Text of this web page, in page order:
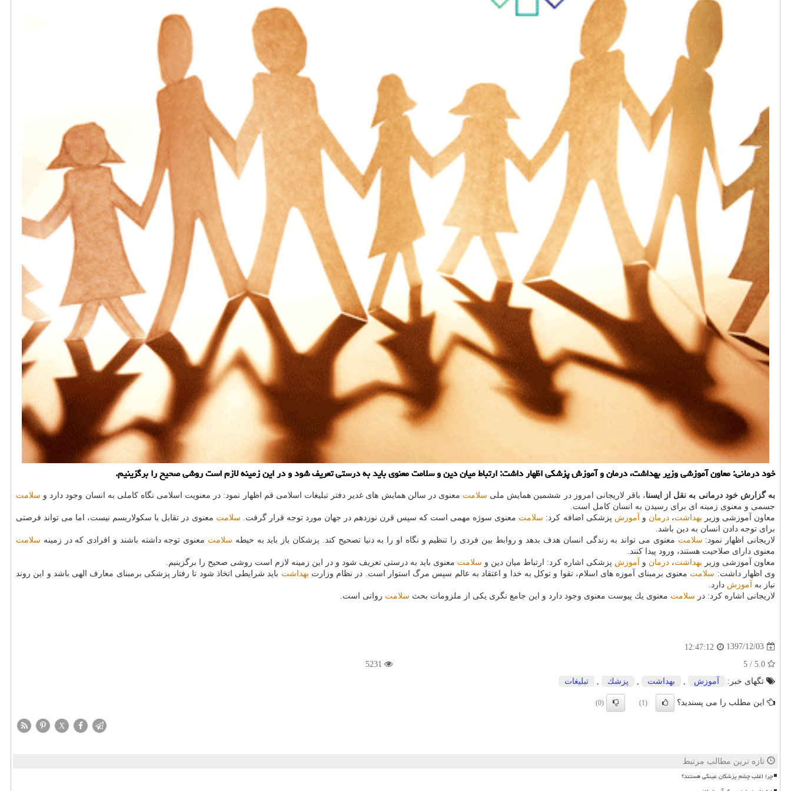
خود درمانی: معاون آموزشی وزیر بهداشت، درمان و آموزش پزشكی اظهار داشت: ارتباط میان دین و سلامت معنوی باید به درستی تعریف شود و در این زمینه لازم است روشی صحیح را برگزینیم.
به گزارش خود درمانی به نقل از ایسنا، باقر لاریجانی امروز در ششمین همایش ملی سلامت معنوی در سالن همایش های غدیر دفتر تبلیغات اسلامی قم اظهار نمود: در معنویت اسلامی نگاه كاملی به انسان وجود دارد و سلامت
جسمی و معنوی زمینه ای برای رسیدن به انسان كامل است.
معاون آموزشی وزیر بهداشت،درمان و آموزش پزشكی اضافه كرد: سلامت معنوی سوژه مهمی است كه سپس قرن نوزدهم در جهان مورد توجه قرار گرفت. سلامت معنوی در تقابل با سكولاریسم نیست، اما می تواند فرصتی
برای توجه دادن انسان به دین باشد.
لاریجانی اظهار نمود: سلامت معنوی می تواند به زندگی انسان هدف بدهد و روابط بین فردی را تنظیم و نگاه او را به دنیا تصحیح كند. پزشكان باز باید به حیطه سلامت معنوی توجه داشته باشند و افرادی كه در زمینه سلامت
معنوی دارای صلاحیت هستند، ورود پیدا كنند.
معاون آموزشی وزیر بهداشت، درمان و آموزش پزشكی اشاره كرد: ارتباط میان دین و سلامت معنوی باید به درستی تعریف شود و در این زمینه لازم است روشی صحیح را برگزینیم.
وی اظهار داشت: سلامت معنوی برمبنای آموزه های اسلام، تقوا و توكل به خدا و اعتقاد به عالم سپس مرگ استوار است. در نظام وزارت بهداشت باید شرایطی اتخاذ شود تا رفتار پزشكی برمبنای معارف الهی باشد و این روند
نیاز به آموزش دارد.
لاریجانی اشاره كرد: در سلامت معنوی یك پیوست معنوی وجود دارد و این جامع نگری یكی از ملزومات بحث سلامت روانی است.
1397/12/03
12:47:12
تگهای خبر:
آموزش بهداشت پزشك تبلیغات
این مطلب را می پسندید؟ (1)
(0)
X
تازه ترین مطالب مرتبط
چرا اغلب چشم پزشکان عینکی هستند؟